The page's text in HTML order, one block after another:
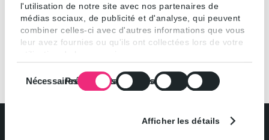
l'utilisation de notre site avec nos partenaires de
médias sociaux, de publicité et d'analyse, qui peuvent
combiner celles-ci avec d'autres informations que vous
leur avez fournies ou qu'ils ont collectées lors de votre
NécessairesPréférencesStatistiquesMarketing
Afficher les détails